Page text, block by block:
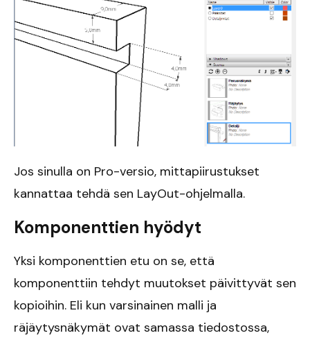
Jos sinulla on Pro-versio, mittapiirustukset
kannattaa tehdä sen LayOut-ohjelmalla.
Komponenttien hyödyt
Yksi komponenttien etu on se, että
komponenttiin tehdyt muutokset päivittyvät sen
kopioihin. Eli kun varsinainen malli ja
räjäytysnäkymät ovat samassa tiedostossa,